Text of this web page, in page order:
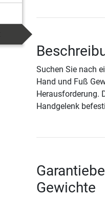
Suchen Sie nach
Hand und Fuß
Herausforderung.
Handgelenk
Gewichte